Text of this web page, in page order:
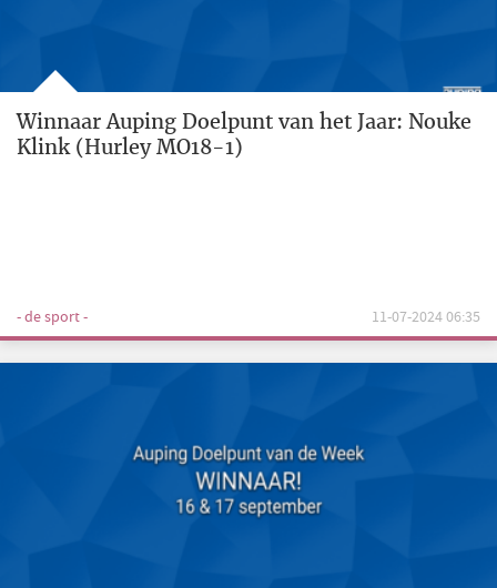
Winnaar Auping Doelpunt van het Jaar: Nouke
Klink (Hurley MO18-1)
- de sport - 11-07-2024 06:35